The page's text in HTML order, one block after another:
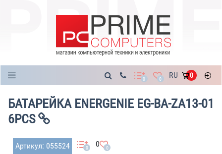
0 0 RU 0
БАТАРЕЙКА ENERGENIE EG-BA-ZA13-01
6PCS
Артикул: 055524 0 0 0